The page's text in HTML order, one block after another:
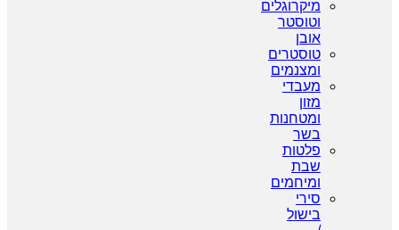
מיקרוגלים
וטוסטר
אובן
טוסטרים
ומצנמים
מעבדי
מזון
ומטחנות
בשר
פלטות
שבת
ומיחמים
סירי
בישול